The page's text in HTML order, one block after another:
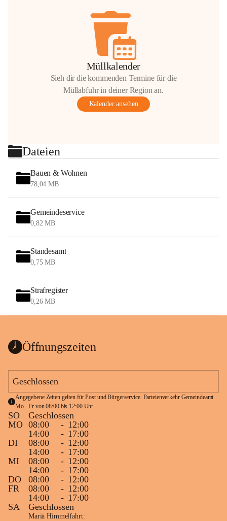
Müllkalender
Sieh dir die kommenden Termine für die
Müllabfuhr in deiner Region an.
Kalender ansehen
Dateien
Bauen & Wohnen
78,04 MB
Gemeindeservice
0,82 MB
Standesamt
0,75 MB
Strafregister
0,26 MB
Öffnungszeiten
Geschlossen
Angegebene Zeiten gelten für Post und Bürgerservice. Parteienverkehr Gemeindeamt
Mo - Fr von 08:00 bis 12:00 Uhr.
SO
Geschlossen
MO 08:00 - 12:00
14:00
- 17:00
DI
08:00 - 12:00
14:00
- 17:00
MI
08:00 - 12:00
14:00
- 17:00
DO
08:00 - 12:00
FR
08:00 - 12:00
14:00
- 17:00
SA
Geschlossen
Mariä Himmelfahrt: